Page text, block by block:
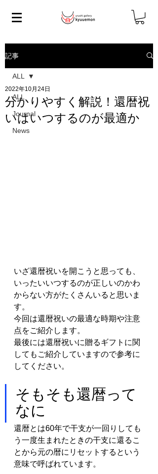
記事
ALL
Journal
News
ALL
分かりやすく解説！還暦祝
いはいつするのが最適か
2022年10月24日
いざ還暦祝いを開こうと思っても、
いったいいつするのが正しいのかわ
からない方がたくさんいると思いま
す。
今回は還暦祝いの最適な時期や注意
点をご紹介します。
最後には還暦祝いに贈るギフトに関
してもご紹介していますので参考に
してください。
そもそも還暦って
なに
還暦とは60年で干支が一回りしても
う一度生まれたときの干支に還るこ
とから元の暦にリセットするという
意味で呼ばれています。